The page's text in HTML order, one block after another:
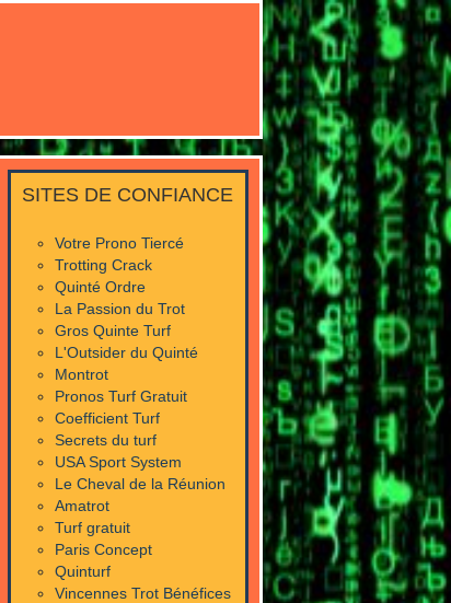
SITES DE CONFIANCE
Votre Prono Tiercé
Trotting Crack
Quinté Ordre
La Passion du Trot
Gros Quinte Turf
L'Outsider du Quinté
Montrot
Pronos Turf Gratuit
Coefficient Turf
Secrets du turf
USA Sport System
Le Cheval de la Réunion
Amatrot
Turf gratuit
Paris Concept
Quinturf
Vincennes Trot Bénéfices